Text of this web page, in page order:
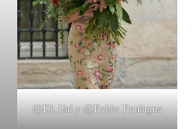
@Di_Uai y @Pablo Paniagua